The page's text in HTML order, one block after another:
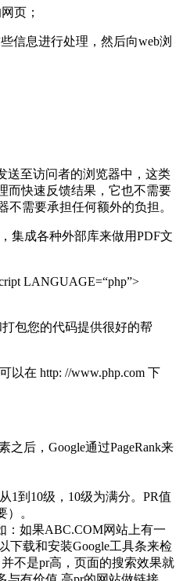
页；
信息进行处理，然后向web浏
送至访问者的浏览器中，这类
而快速反馈结果，它也不需要
不需要承担任何额外的负担。
集成各种外部库来做用PDF文
LANGUAGE=“php”>
包您的代码提供很好的帮
以在 http: //www.php.com 下
之后，Google通过PageRank来
1到10级，10级为满分。PR值
。
：如果ABC.COM网站上有一
下载和安装Google工具条来检
不是pr高，页面的搜索效果就